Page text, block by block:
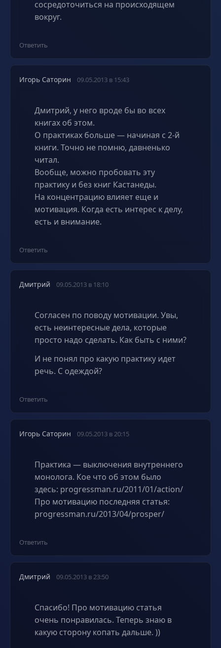
сосредоточиться на происходящем
вокруг.
Ответить
Игорь Саторин 09.05.2013 в 15:43
Дмитрий, у него вроде бы во всех
книгах об этом.
О практиках больше — начиная с 2-й
книги. Точно не помню, давненько
читал.
Вообще, можно пробовать эту
практику и без книг Кастанеды.
На концентрацию влияет еще и
мотивация. Когда есть интерес к делу,
есть и внимание.
Ответить
Дмитрий 09.05.2013 в 18:10
Согласен по поводу мотивации. Увы,
есть неинтересные дела, которые
просто надо сделать. Как быть с ними?
И не понял про какую практику идет
речь. С одеждой?
Ответить
Игорь Саторин 09.05.2013 в 20:15
Практика — выключения внутреннего
монолога. Кое что об этом было
здесь: progressman.ru/2011/01/action/
Про мотивацию последняя статья:
progressman.ru/2013/04/prosper/
Ответить
Дмитрий 09.05.2013 в 23:50
Спасибо! Про мотивацию статья
очень понравилась. Теперь знаю в
какую сторону копать дальше. ))